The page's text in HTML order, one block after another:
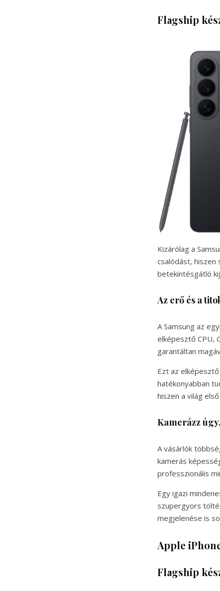
Flagship
Kizárólag a
csalódást, hiszen
betekintésgátló
Az erő és a
A Samsung az
elképesztő CPU,
garantáltan
Ezt az
hatékonyabban
hiszen a világ
Kamerázz
A vásárlók
kamerás
professzionális
Egy igazi
szupergyors
megjelenése is
Apple
Flagship